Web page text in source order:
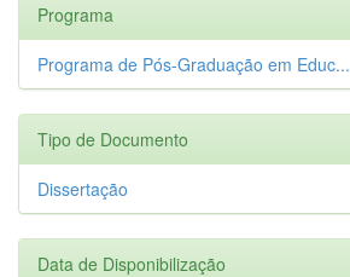
Programa
Programa de Pós-Graduação em Educ...
Tipo de Documento
Dissertação
Data de Disponibilização